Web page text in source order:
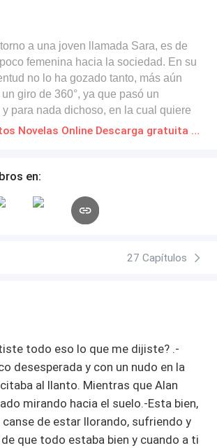
a una joven llamada Sara, es de
femenina hacia la sociedad. En su
no lo ha gozado tanto, más aún
giro de 360°, ya que pasó un
para nada dichoso, en la cual quiere
y para colmo, tendrá que soportar
los demás. Al igual que Sara, oculta
humanos tienen secretos que no
¿El destino los unirá a estos dos
Amor para novatos Novelas Online Descarga gratuita de PDF
en:
27 Capítulos
todo eso lo que me dijiste? .-
desesperada y con un nudo en la
al llanto. Mientras que Alan
mirando hacia el suelo.-Esta bien,
canse de estar llorando, sufriendo y
que todo estaba bien y cuando a ti